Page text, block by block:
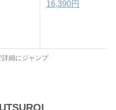
16,390円
細にジャンプ